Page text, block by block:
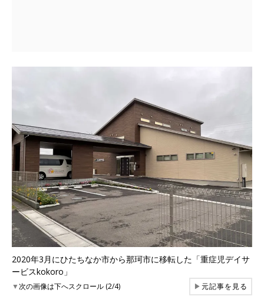
2020年3月にひたちなか市から那珂市に移転した「重症児デイサ
ービスkokoro」
▼次の画像は下へスクロール (2/4) ▶元記事を見る